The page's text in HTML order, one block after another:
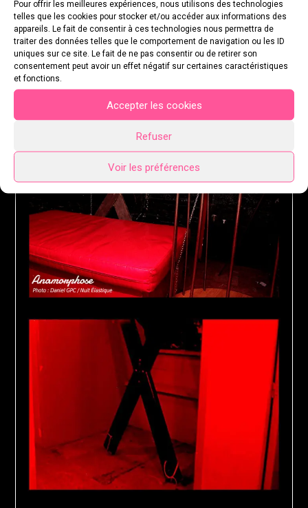
Pour offrir les meilleures expériences, nous utilisons des technologies
telles que les cookies pour stocker et/ou accéder aux informations des
appareils. Le fait de consentir à ces technologies nous permettra de
traiter des données telles que le comportement de navigation ou les ID
uniques sur ce site. Le fait de ne pas consentir ou de retirer son
consentement peut avoir un effet négatif sur certaines caractéristiques
et fonctions.
Accepter les cookies
Refuser
Voir les préférences